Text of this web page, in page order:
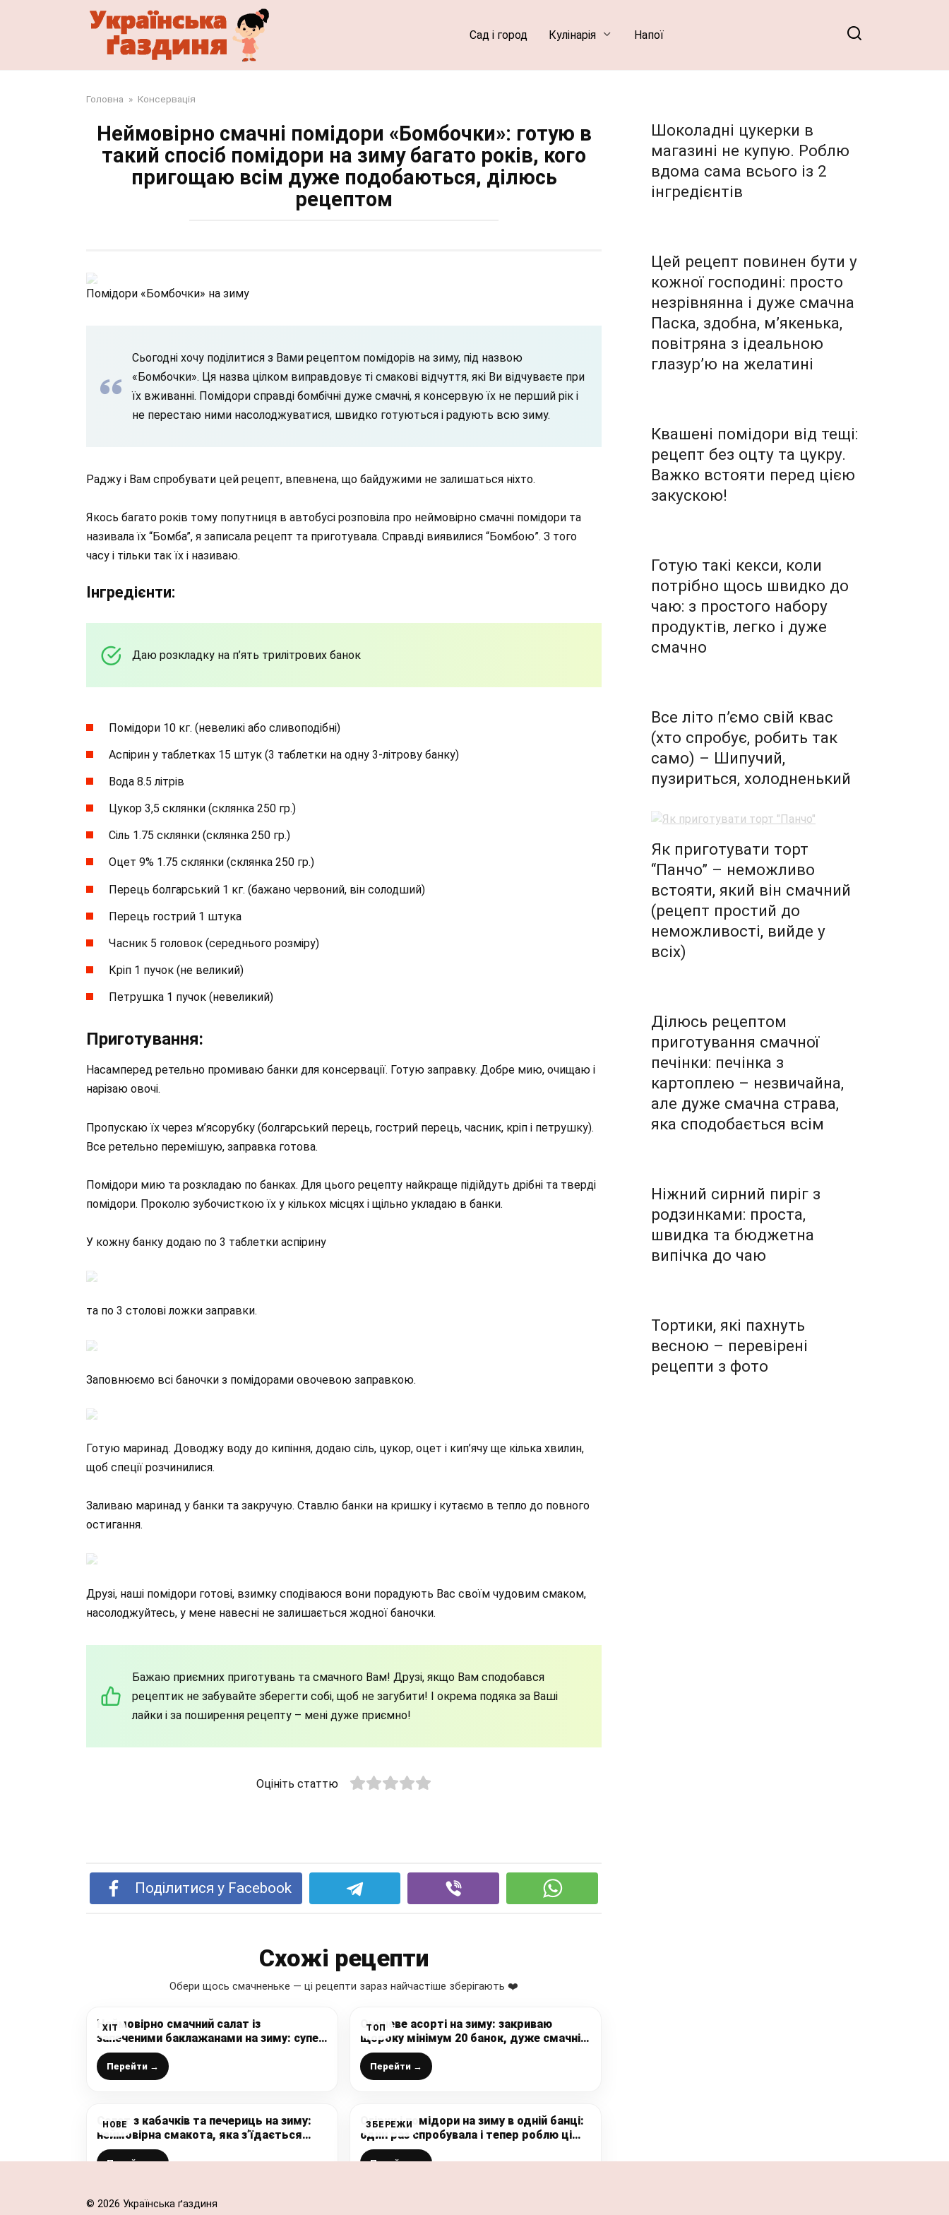
Сад і город Кулінарія Напої
Головна » Консервація
Неймовірно смачні помідори «Бомбочки»: готую в
такий спосіб помідори на зиму багато років, кого
пригощаю всім дуже подобаються, ділюсь
рецептом
Помідори «Бомбочки» на зиму
Сьогодні хочу поділитися з Вами рецептом помідорів на зиму, під назвою
«Бомбочки». Ця назва цілком виправдовує ті смакові відчуття, які Ви відчуваєте при
їх вживанні. Помідори справді бомбічні дуже смачні, я консервую їх не перший рік і
не перестаю ними насолоджуватися, швидко готуються і радують всю зиму.
Раджу і Вам спробувати цей рецепт, впевнена, що байдужими не залишаться ніхто.
Якось багато років тому попутниця в автобусі розповіла про неймовірно смачні помідори та
називала їх “Бомба”, я записала рецепт та приготувала. Справді виявилися “Бомбою”. З того
часу і тільки так їх і називаю.
Інгредієнти:
Даю розкладку на п’ять трилітрових банок
Помідори 10 кг. (невеликі або сливоподібні)
Аспірин у таблетках 15 штук (3 таблетки на одну 3-літрову банку)
Вода 8.5 літрів
Цукор 3,5 склянки (склянка 250 гр.)
Сіль 1.75 склянки (склянка 250 гр.)
Оцет 9% 1.75 склянки (склянка 250 гр.)
Перець болгарський 1 кг. (бажано червоний, він солодший)
Перець гострий 1 штука
Часник 5 головок (середнього розміру)
Кріп 1 пучок (не великий)
Петрушка 1 пучок (невеликий)
Приготування:
Насамперед ретельно промиваю банки для консервації. Готую заправку. Добре мию, очищаю і
нарізаю овочі.
Пропускаю їх через м’ясорубку (болгарський перець, гострий перець, часник, кріп і петрушку).
Все ретельно перемішую, заправка готова.
Помідори мию та розкладаю по банках. Для цього рецепту найкраще підійдуть дрібні та тверді
помідори. Проколю зубочисткою їх у кількох місцях і щільно укладаю в банки.
У кожну банку додаю по 3 таблетки аспірину
та по 3 столові ложки заправки.
Заповнюємо всі баночки з помідорами овочевою заправкою.
Готую маринад. Доводжу воду до кипіння, додаю сіль, цукор, оцет і кип’ячу ще кілька хвилин,
щоб спеції розчинилися.
Заливаю маринад у банки та закручую. Ставлю банки на кришку і кутаємо в тепло до повного
остигання.
Друзі, наші помідори готові, взимку сподіваюся вони порадують Вас своїм чудовим смаком,
насолоджуйтесь, у мене навесні не залишається жодної баночки.
Бажаю приємних приготувань та смачного Вам! Друзі, якщо Вам сподобався
рецептик не забувайте зберегти собі, щоб не загубити! І окрема подяка за Ваші
лайки і за поширення рецепту – мені дуже приємно!
Оцініть статтю
Поділитися у Facebook
Схожі рецепти
Обери щось смачненьке — ці рецепти зараз найчастіше зберігають ❤️
ХІТ
Неймовірно смачний салат із
запеченими баклажанами на зиму: супер
рецепт, який ніколи не підводить,
готувати просто, і без зайвої олії в
баклажанах
Перейти →
ТОП
Овочеве асорті на зиму: закриваю
щороку мінімум 20 банок, дуже смачні
овочі, і маринад випивається
Перейти →
НОВЕ
Салат з кабачків та печериць на зиму:
неймовірна смакота, яка з’їдається
однією з перших
Перейти →
ЗБЕРЕЖИ
Огірки і помідори на зиму в одній банці:
один раз спробувала і тепер роблю ці
заготовки тільки за цим найкращим
рецептом
Перейти →
Шоколадні цукерки в
магазині не купую. Роблю
вдома сама всього із 2
інгредієнтів
Цей рецепт повинен бути у
кожної господині: просто
незрівнянна і дуже смачна
Паска, здобна, м’якенька,
повітряна з ідеальною
глазур’ю на желатині
Квашені помідори від тещі:
рецепт без оцту та цукру.
Важко встояти перед цією
закускою!
Готую такі кекси, коли
потрібно щось швидко до
чаю: з простого набору
продуктів, легко і дуже
смачно
Все літо п’ємо свій квас
(хто спробує, робить так
само) – Шипучий,
пузириться, холодненький
Як приготувати торт
“Панчо” – неможливо
встояти, який він смачний
(рецепт простий до
неможливості, вийде у
всіх)
Ділюсь рецептом
приготування смачної
печінки: печінка з
картоплею – незвичайна,
але дуже смачна страва,
яка сподобається всім
Ніжний сирний пиріг з
родзинками: проста,
швидка та бюджетна
випічка до чаю
Тортики, які пахнуть
весною – перевірені
рецепти з фото
© 2026 Українська ґаздиня